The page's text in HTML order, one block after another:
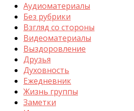
Аудиоматериалы
Без рубрики
Взгляд со стороны
Видеоматериалы
Выздоровление
Друзья
Духовность
Ежедневник
Жизнь группы
Заметки